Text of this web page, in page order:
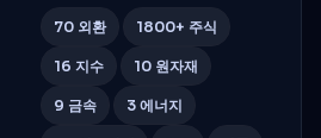
70 외환 1800+ 주식
16 지수 10 원자재
9 금속 3 에너지